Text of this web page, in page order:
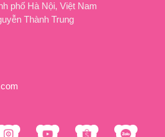
phố Hà Nội, Việt Nam
Thành Trung